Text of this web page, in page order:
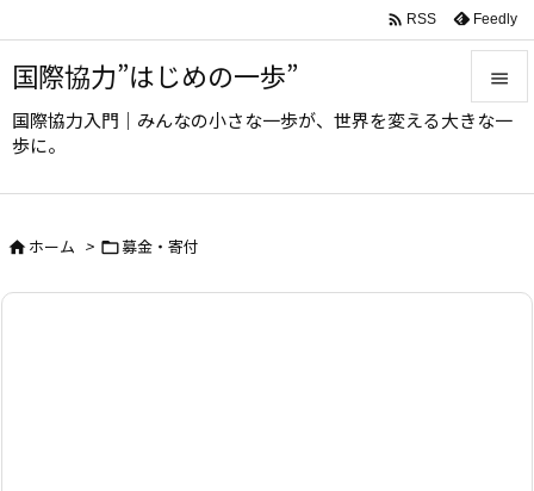
国際協力”はじめの一歩”
国際協力入門｜みんなの小さな一歩が、世界を変える大きな一
歩に。



 RSS Feedly
ホーム > 募金・寄付